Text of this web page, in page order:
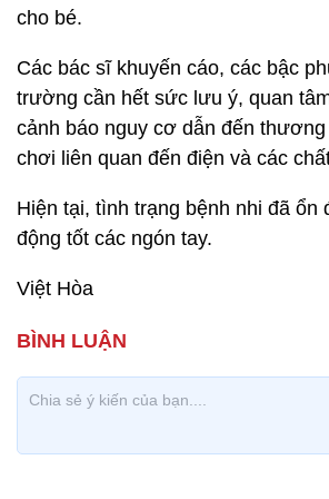
cho bé.
Các bác sĩ khuyến cáo, các bậc
trường cần hết sức lưu ý, quan
cảnh báo nguy cơ dẫn đến
chơi liên quan đến điện và các
Hiện tại, tình trạng bệnh nhi đã ổn
động tốt các ngón tay.
Việt Hòa